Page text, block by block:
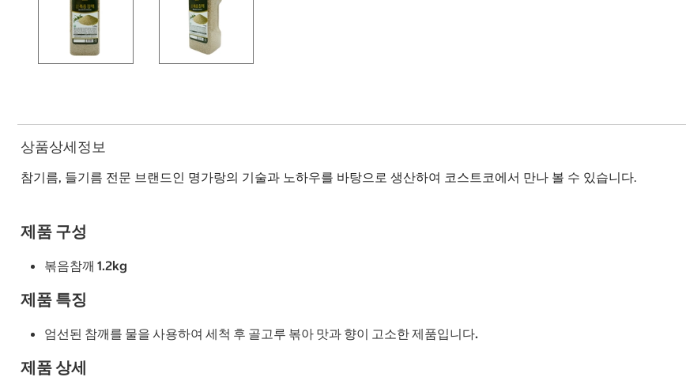
상품상세정보
참기름, 들기름 전문 브랜드인 명가랑의 기술과 노하우를 바탕으로 생산하여 코스트코에서 만나 볼 수 있습니다.
제품 구성
볶음참깨 1.2kg
제품 특징
엄선된 참깨를 물을 사용하여 세척 후 골고루 볶아 맛과 향이 고소한 제품입니다.
제품 상세